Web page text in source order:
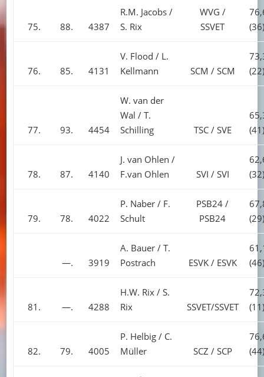
75. 88. 4387
R.M. Jacobs /
S. Rix
WVG /
SSVET
(36)
76. 85. 4131
V. Flood / L.
Kellmann
SCM / SCM
(22)
77. 93. 4454
W. van der
Wal / T.
Schilling
TSC / SVE
(41)
78. 87. 4140
J. van Ohlen /
F.van Ohlen
SVI / SVI
(32)
79. 78. 4022
P. Naber / F.
Schult
PSB24 /
PSB24
(29)
—. 3919
A. Bauer / T.
Postrach
ESVK / ESVK
(46)
81. —. 4288
H.W. Rix / S.
Rix
SSVET/SSVET
(11)
82. 79. 4005
P. Helbig / C.
Müller
SCZ / SCP
(44)